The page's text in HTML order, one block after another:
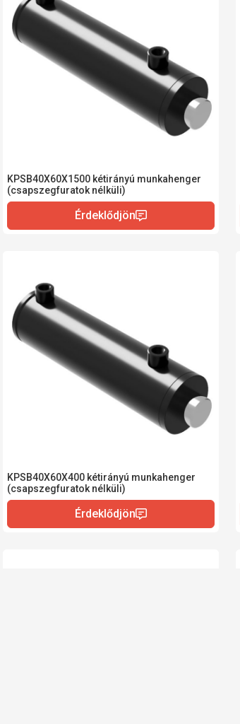
KPSB40X60X1500 kétirányú munkahenger
(csapszegfuratok nélküli)
KPSB40X60X400 kétirányú munkahenger
(csapszegfuratok nélküli)